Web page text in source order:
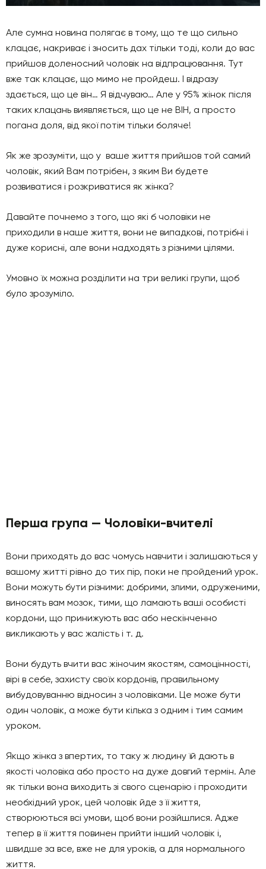
Але сумна новина полягає в тому, що те що сильно
клацає, накриває і зносить дах тільки тоді, коли до вас
прийшов доленосний чоловік на відпрацювання. Тут
вже так клацає, що мимо не пройдеш. І відразу
здається, що це він… Я відчуваю… Але у 95% жінок після
таких клацань виявляється, що це не ВІН, а просто
погана доля, від якої потім тільки боляче!
Як же зрозуміти, що у ваше життя прийшов той самий
чоловік, який Вам потрібен, з яким Ви будете
розвиватися і розкриватися як жінка?
Давайте почнемо з того, що які б чоловіки не
приходили в наше життя, вони не випадкові, потрібні і
дуже корисні, але вони надходять з різними цілями.
Умовно їх можна розділити на три великі групи, щоб
було зрозуміло.
Перша група — Чоловіки-вчителі
Вони приходять до вас чомусь навчити і залишаються у
вашому житті рівно до тих пір, поки не пройдений урок.
Вони можуть бути різними: добрими, злими, одруженими,
виносять вам мозок, тими, що ламають ваші особисті
кордони, що принижують вас або нескінченно
викликають у вас жалість і т. д.
Вони будуть вчити вас жіночим якостям, самоцінності,
вірі в себе, захисту своїх кордонів, правильному
вибудовуванню відносин з чоловіками. Це може бути
один чоловік, а може бути кілька з одним і тим самим
уроком.
Якщо жінка з впертих, то таку ж людину їй дають в
якості чоловіка або просто на дуже довгий термін. Але
як тільки вона виходить зі свого сценарію і проходити
необхідний урок, цей чоловік йде з її життя,
створюються всі умови, щоб вони розійшлися. Адже
тепер в її життя повинен прийти інший чоловік і,
швидше за все, вже не для уроків, а для нормального
життя.